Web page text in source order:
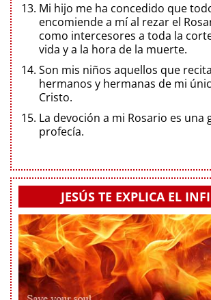
Mi hijo me ha concedido que
encomiende a mí al rezar el
como intercesores a toda la
vida y a la hora de la muerte.
Son mis niños aquellos que
hermanos y hermanas de mi
Cristo.
La devoción a mi Rosario es una
profecía.
JESÚS TE EXPLICA EL